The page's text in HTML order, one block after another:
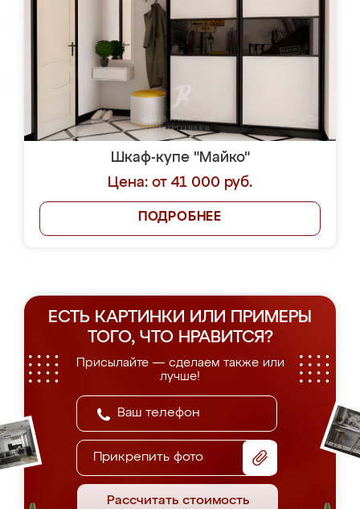
Шкаф-купе "Майко"
Цена: от 41 000 руб.
ПОДРОБНЕЕ
ЕСТЬ КАРТИНКИ ИЛИ ПРИМЕРЫ
ТОГО, ЧТО НРАВИТСЯ?
Присылайте — сделаем также или
лучше!
Прикрепить фото
Рассчитать стоимость